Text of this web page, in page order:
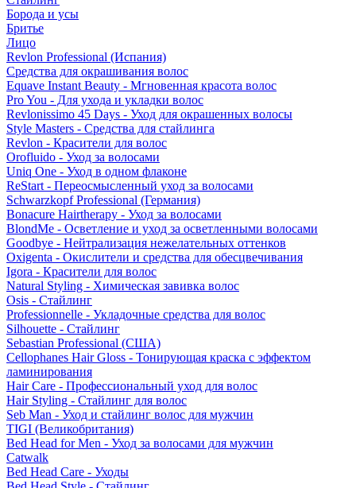
Борода и усы
Бритье
Лицо
Revlon Professional (Испания)
Средства для окрашивания волос
Equave Instant Beauty - Мгновенная красота волос
Pro You - Для ухода и укладки волос
Revlonissimo 45 Days - Уход для окрашенных волосы
Style Masters - Средства для стайлинга
Revlon - Красители для волос
Orofluido - Уход за волосами
Uniq One - Уход в одном флаконе
ReStart - Переосмысленный уход за волосами
Schwarzkopf Professional (Германия)
Bonacure Hairtherapy - Уход за волосами
BlondMe - Осветление и уход за осветленными волосами
Goodbye - Нейтрализация нежелательных оттенков
Oxigenta - Окислители и средства для обесцвечивания
Igora - Красители для волос
Natural Styling - Химическая завивка волос
Osis - Стайлинг
Professionnelle - Укладочные средства для волос
Silhouette - Стайлинг
Sebastian Professional (США)
Cellophanes Hair Gloss - Тонирующая краска с эффектом
ламинирования
Hair Care - Профессиональный уход для волос
Hair Styling - Стайлинг для волос
Seb Man - Уход и стайлинг волос для мужчин
TIGI (Великобритания)
Bed Head for Men - Уход за волосами для мужчин
Catwalk
Bed Head Care - Уходы